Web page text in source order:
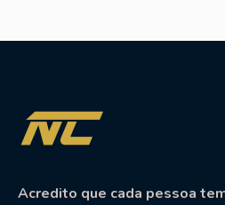
Acredito que cada pessoa